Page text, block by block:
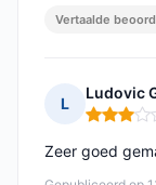
Vertaalde
L
Ludovic
Zeer goed